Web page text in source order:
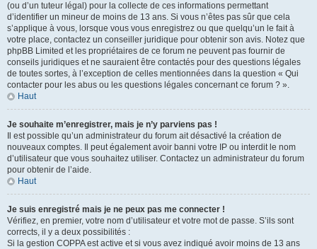
(ou d’un tuteur légal) pour la collecte de ces informations permettant
d’identifier un mineur de moins de 13 ans. Si vous n’êtes pas sûr que cela
s’applique à vous, lorsque vous vous enregistrez ou que quelqu’un le fait à
votre place, contactez un conseiller juridique pour obtenir son avis. Notez que
phpBB Limited et les propriétaires de ce forum ne peuvent pas fournir de
conseils juridiques et ne sauraient être contactés pour des questions légales
de toutes sortes, à l’exception de celles mentionnées dans la question « Qui
contacter pour les abus ou les questions légales concernant ce forum ? ».
Haut
Je souhaite m’enregistrer, mais je n’y parviens pas !
Il est possible qu’un administrateur du forum ait désactivé la création de
nouveaux comptes. Il peut également avoir banni votre IP ou interdit le nom
d’utilisateur que vous souhaitez utiliser. Contactez un administrateur du forum
pour obtenir de l’aide.
Haut
Je suis enregistré mais je ne peux pas me connecter !
Vérifiez, en premier, votre nom d’utilisateur et votre mot de passe. S’ils sont
corrects, il y a deux possibilités :
Si la gestion COPPA est active et si vous avez indiqué avoir moins de 13 ans